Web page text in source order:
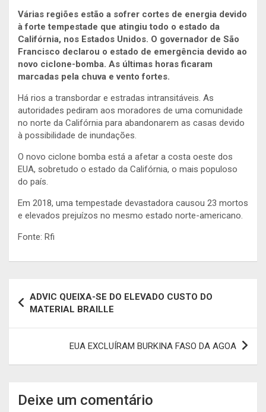
Várias regiões estão a sofrer cortes de energia devido
à forte tempestade que atingiu todo o estado da
Califórnia, nos Estados Unidos. O governador de São
Francisco declarou o estado de emergência devido ao
novo ciclone-bomba. As últimas horas ficaram
marcadas pela chuva e vento fortes.
Há rios a transbordar e estradas intransitáveis. As
autoridades pediram aos moradores de uma comunidade
no norte da Califórnia para abandonarem as casas devido
à possibilidade de inundações.
O novo ciclone bomba está a afetar a costa oeste dos
EUA, sobretudo o estado da Califórnia, o mais populoso
do país.
Em 2018, uma tempestade devastadora causou 23 mortos
e elevados prejuízos no mesmo estado norte-americano.
Fonte: Rfi
de
artigos
ADVIC QUEIXA-SE DO ELEVADO CUSTO DO
MATERIAL BRAILLE
EUA EXCLUÍRAM BURKINA FASO DA AGOA
Deixe um comentário